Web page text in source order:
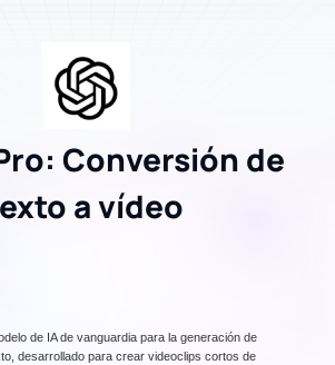
Conversión de
a vídeo
de IA de vanguardia para la generación de
desarrollado para crear videoclips cortos de